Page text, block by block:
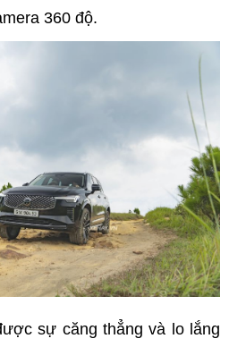
360 độ.
sự căng thẳng và lo lắng